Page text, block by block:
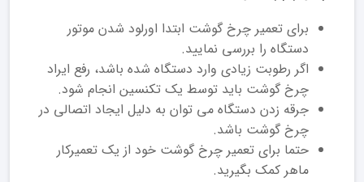
برای تعمیر چرخ گوشت ابتدا اورلود شدن موتور
دستگاه را بررسی نمایید.
اگر رطوبت زیادی وارد دستگاه شده باشد، رفع ایراد
چرخ گوشت باید توسط یک تکنسین انجام شود.
جرقه زدن دستگاه می توان به دلیل ایجاد اتصالی در
چرخ گوشت باشد.
حتما برای تعمیر چرخ گوشت خود از یک تعمیرکار
ماهر کمک بگیرید.